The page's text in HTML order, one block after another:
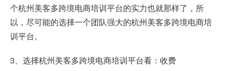
个杭州美客多跨境电商培训平台的实力也就那样了，所
以，尽可能的选择一个团队强大的杭州美客多跨境电商培
训平台。
3、选择杭州美客多跨境电商培训平台看：收费